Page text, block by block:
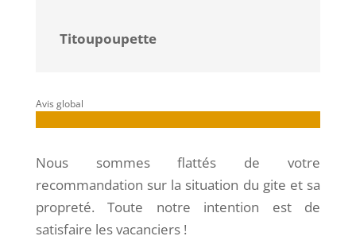
Titoupoupette
Avis global
Nous sommes flattés de votre
recommandation sur la situation du gite et sa
propreté. Toute notre intention est de
satisfaire les vacanciers !